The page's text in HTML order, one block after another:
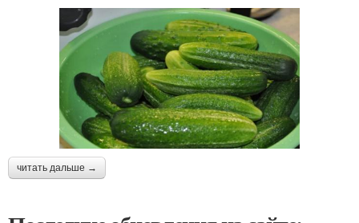
читать дальше →